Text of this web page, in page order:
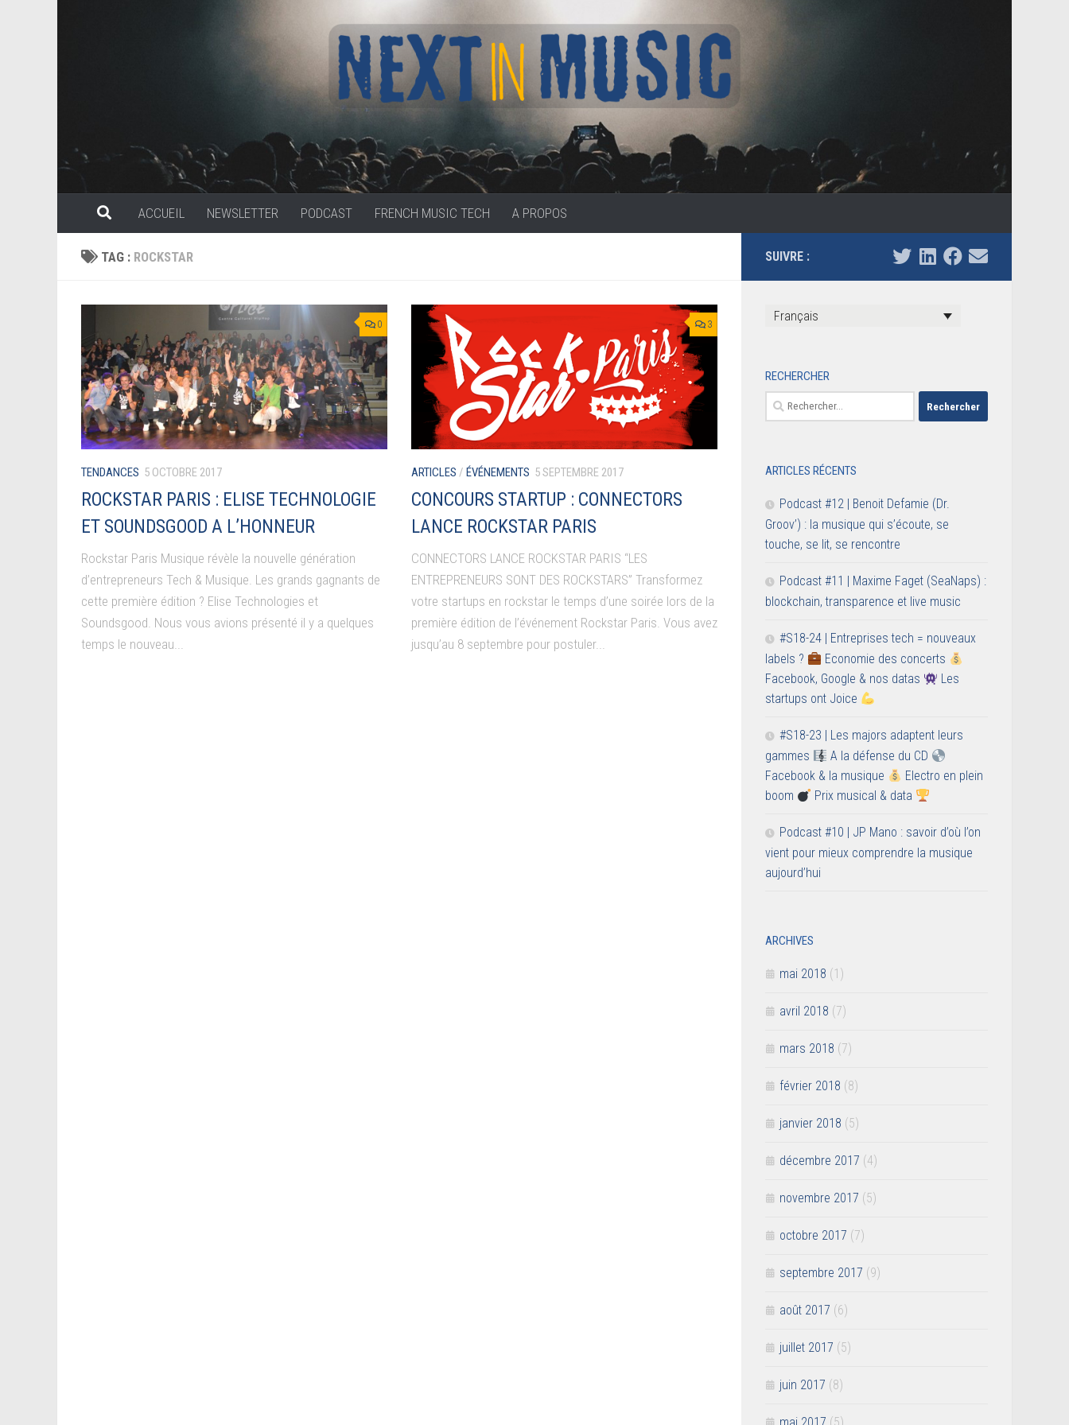
ACCUEIL NEWSLETTER PODCAST FRENCH MUSIC TECH A PROPOS
TAG : ROCKSTAR
0
TENDANCES 5 OCTOBRE 2017
ROCKSTAR PARIS : ELISE TECHNOLOGIE
ET SOUNDSGOOD A L’HONNEUR
Rockstar Paris Musique révèle la nouvelle génération
d’entrepreneurs Tech & Musique. Les grands gagnants de
cette première édition ? Elise Technologies et
Soundsgood. Nous vous avions présenté il y a quelques
temps le nouveau...
3
ARTICLES / ÉVÉNEMENTS 5 SEPTEMBRE 2017
CONCOURS STARTUP : CONNECTORS
LANCE ROCKSTAR PARIS
CONNECTORS LANCE ROCKSTAR PARIS “LES
ENTREPRENEURS SONT DES ROCKSTARS” Transformez
votre startups en rockstar le temps d’une soirée lors de la
première édition de l’événement Rockstar Paris. Vous avez
jusqu’au 8 septembre pour postuler...
SUIVRE :
Français
RECHERCHER
Rechercher :
ARTICLES RÉCENTS
Podcast #12 | Benoit Defamie (Dr.
Groov’) : la musique qui s’écoute, se
touche, se lit, se rencontre
Podcast #11 | Maxime Faget (SeaNaps) :
blockchain, transparence et live music
#S18-24 | Entreprises tech = nouveaux
labels ?
Economie des concerts
Facebook, Google & nos datas
Les
startups ont Joice
#S18-23 | Les majors adaptent leurs
gammes
A la défense du CD
Facebook & la musique
Electro en plein
boom
Prix musical & data
Podcast #10 | JP Mano : savoir d’où l’on
vient pour mieux comprendre la musique
aujourd’hui
ARCHIVES
mai 2018 (1)
avril 2018 (7)
mars 2018 (7)
février 2018 (8)
janvier 2018 (5)
décembre 2017 (4)
novembre 2017 (5)
octobre 2017 (7)
septembre 2017 (9)
août 2017 (6)
juillet 2017 (5)
juin 2017 (8)